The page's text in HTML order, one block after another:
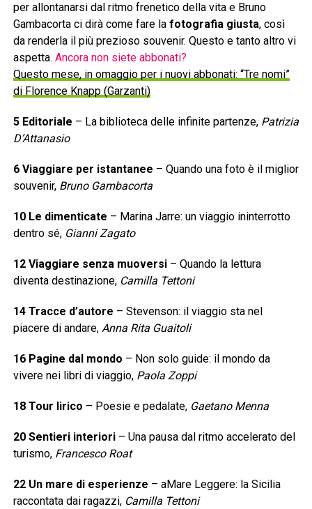
per allontanarsi dal ritmo frenetico della vita e Bruno
Gambacorta ci dirà come fare la fotografia giusta, così
da renderla il più prezioso souvenir. Questo e tanto altro vi
aspetta. Ancora non siete abbonati?
Questo mese, in omaggio per i nuovi abbonati: “Tre nomi”
di Florence Knapp (Garzanti)
5 Editoriale – La biblioteca delle infinite partenze, Patrizia
D’Attanasio
6 Viaggiare per istantanee – Quando una foto è il miglior
souvenir, Bruno Gambacorta
10 Le dimenticate – Marina Jarre: un viaggio ininterrotto
dentro sé, Gianni Zagato
12 Viaggiare senza muoversi– Quando la lettura
diventa destinazione, Camilla Tettoni
14 Tracce d’autore – Stevenson: il viaggio sta nel
piacere di andare, Anna Rita Guaitoli
16 Pagine dal mondo – Non solo guide: il mondo da
vivere nei libri di viaggio, Paola Zoppi
18 Tour lirico – Poesie e pedalate, Gaetano Menna
20 Sentieri interiori– Una pausa dal ritmo accelerato del
turismo, Francesco Roat
22 Un mare di esperienze – aMare Leggere: la Sicilia
raccontata dai ragazzi, Camilla Tettoni